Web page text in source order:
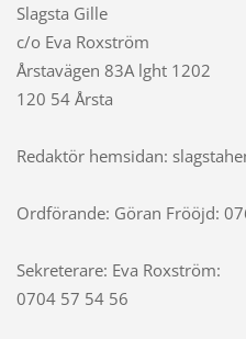
Slagsta Gille
c/o Eva Roxström
Årstavägen 83A lght 1202
120 54 Årsta
Redaktör hemsidan:
Ordförande: Göran Frööjd:
Sekreterare: Eva Roxström:
0704 57 54 56